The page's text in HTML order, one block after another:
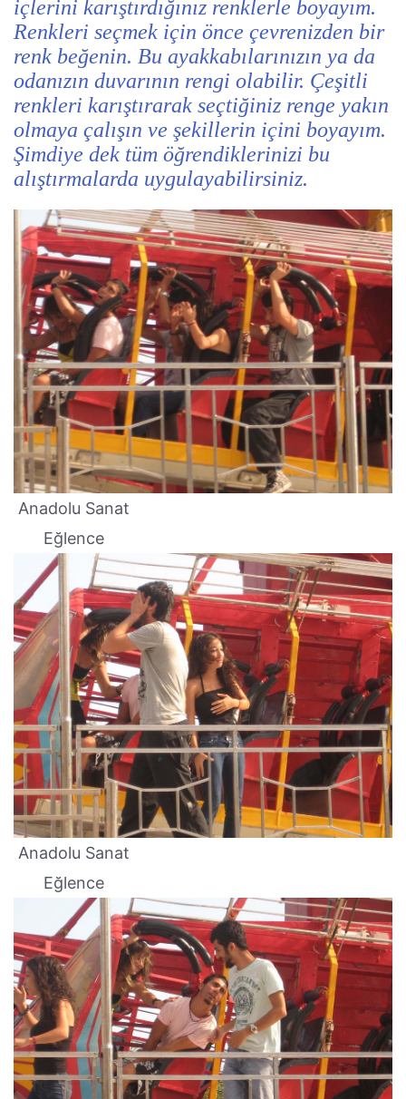
içlerini karıştırdığınız renklerle boyayım.
Renkleri seçmek için önce çevrenizden bir
renk beğenin. Bu ayakkabılarınızın ya da
odanızın duvarının rengi olabilir. Çeşitli
renkleri karıştırarak seçtiğiniz renge yakın
olmaya çalışın ve şekillerin içini boyayım.
Şimdiye dek tüm öğrendiklerinizi bu
alıştırmalarda uygulayabilirsiniz.
Anadolu Sanat
Eğlence
Anadolu Sanat
Eğlence